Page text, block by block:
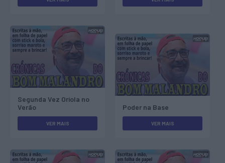
Segunda Vez Oriola no
Verão
VER MAIS
Poder na Base
VER MAIS